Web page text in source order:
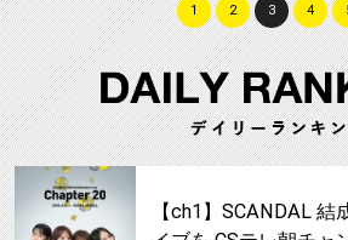
1 2 3 4
【ch1】SCANDAL 結